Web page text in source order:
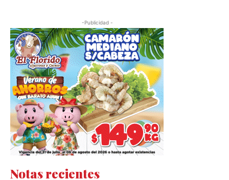
-Publicidad -
Notas recientes